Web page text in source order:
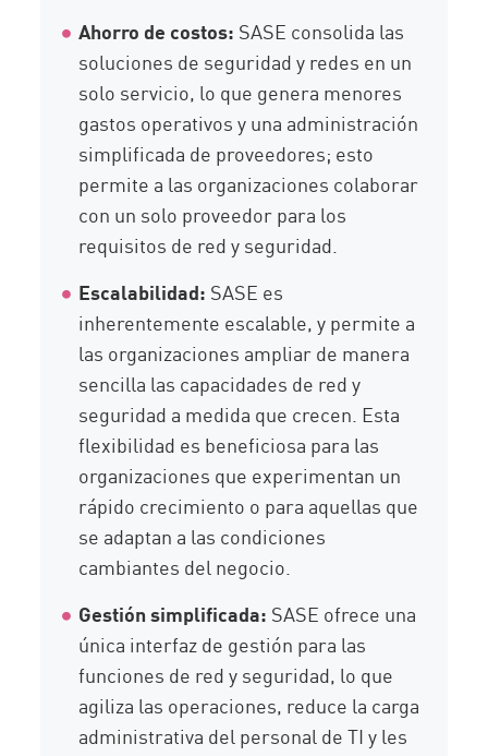
Ahorro de costos: SASE consolida las
soluciones de seguridad y redes en un
solo servicio, lo que genera menores
gastos operativos y una administración
simplificada de proveedores; esto
permite a las organizaciones colaborar
con un solo proveedor para los
requisitos de red y seguridad.
Escalabilidad: SASE es
inherentemente escalable, y permite a
las organizaciones ampliar de manera
sencilla las capacidades de red y
seguridad a medida que crecen. Esta
flexibilidad es beneficiosa para las
organizaciones que experimentan un
rápido crecimiento o para aquellas que
se adaptan a las condiciones
cambiantes del negocio.
Gestión simplificada: SASE ofrece una
única interfaz de gestión para las
funciones de red y seguridad, lo que
agiliza las operaciones, reduce la carga
administrativa del personal de TI y les